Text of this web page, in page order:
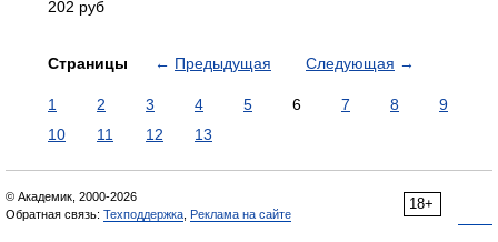
202 руб
Страницы ← Предыдущая Следующая →
1 2 3 4 5 6 7 8
9
10
11 12 13
18+
© Академик, 2000-2026
Обратная связь: Техподдержка Реклама на сайте